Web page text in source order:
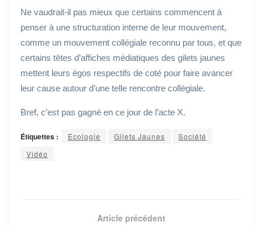
Ne vaudrait-il pas mieux que certains commencent à
penser à une structuration interne de leur mouvement,
comme un mouvement collégiale reconnu par tous, et que
certains têtes d’affiches médiatiques des gilets jaunes
mettent leurs égos respectifs de coté pour faire avancer
leur cause autour d’une telle rencontre collégiale.
Bref, c’est pas gagné en ce jour de l’acte X.
Étiquettes : Ecologie Gilets Jaunes
Société
Vidéo
Article précédent